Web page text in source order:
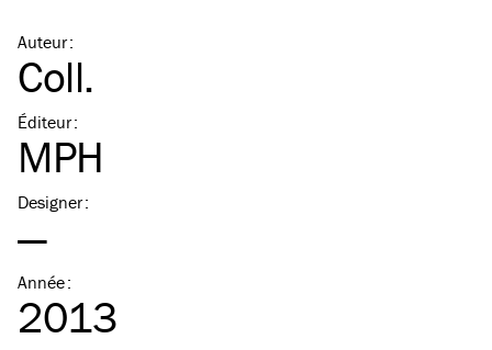
Auteur:
Coll.
Éditeur:
MPH
Designer:
—
Année:
2013